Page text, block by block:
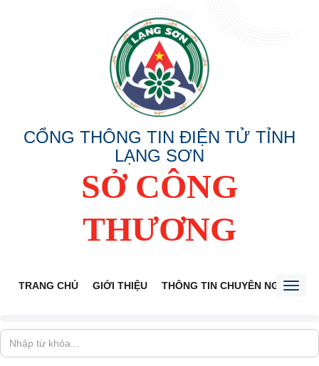
CỔNG THÔNG TIN ĐIỆN TỬ TỈNH
LẠNG SƠN
SỞ CÔNG
THƯƠNG
TRANG CHỦ GIỚI THIỆU THÔNG TIN CHUYÊN NGÀNH